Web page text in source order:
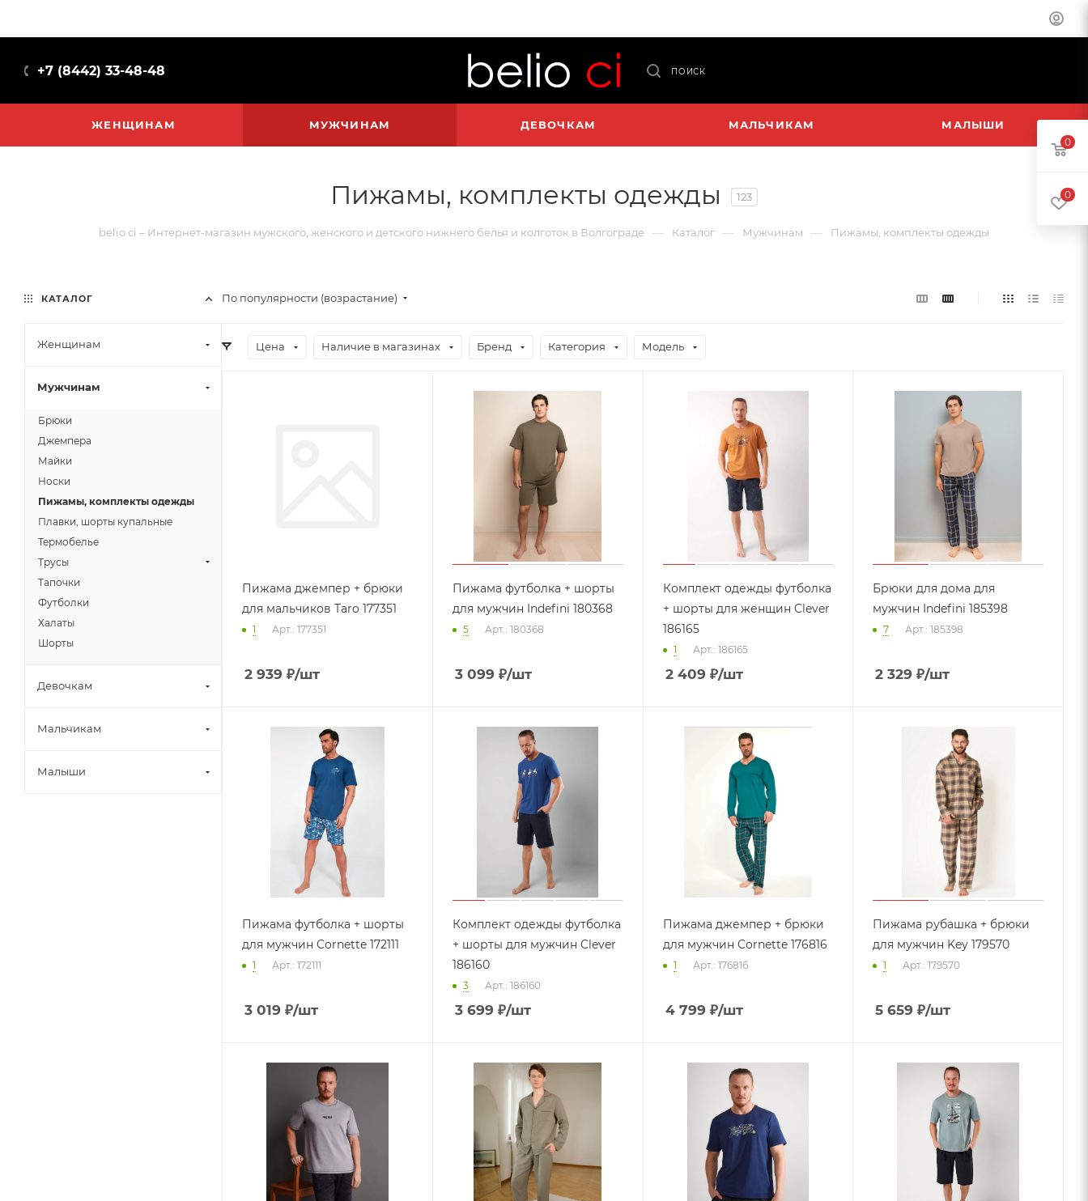
+7 (8442) 33-48-48 ПОИСК
ЖЕНЩИНАМ МУЖЧИНАМ ДЕВОЧКАМ МАЛЬЧИКАМ МАЛЫШИ
Пижамы, комплекты одежды 123
belio ci – Интернет-магазин мужского, женского и детского нижнего белья и колготок в Волгограде — Каталог — Мужчинам — Пижамы, комплекты одежды
По популярности (возрастание)
Цена Наличие в магазинах Бренд Категория Модель
Пижама джемпер + брюки
для мальчиков Taro 177351
1 Арт.: 177351
2 939 ₽/шт
Пижама футболка + шорты
для мужчин Indefini 180368
5 Арт.: 180368
3 099 ₽/шт
Комплект одежды футболка
+ шорты для женщин Clever
186165
1 Арт.: 186165
2 409 ₽/шт
Брюки для дома для
мужчин Indefini 185398
7 Арт.: 185398
2 329 ₽/шт
Пижама футболка + шорты
для мужчин Cornette 172111
1 Арт.: 172111
3 019 ₽/шт
Комплект одежды футболка
+ шорты для мужчин Clever
186160
3 Арт.: 186160
3 699 ₽/шт
Пижама джемпер + брюки
для мужчин Cornette 176816
1 Арт.: 176816
4 799 ₽/шт
Пижама рубашка + брюки
для мужчин Key 179570
1 Арт.: 179570
5 659 ₽/шт
КАТАЛОГ
Женщинам
Мужчинам
Брюки
Джемпера
Майки
Носки
Пижамы, комплекты одежды
Плавки, шорты купальные
Термобелье
Трусы
Тапочки
Футболки
Халаты
Шорты
Девочкам
Мальчикам
Малыши
0
0